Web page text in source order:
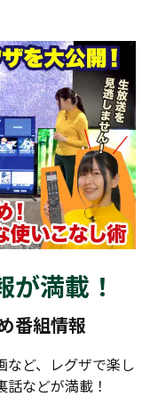
が満載！
番組情報
など、レグザで楽し
などが満載！